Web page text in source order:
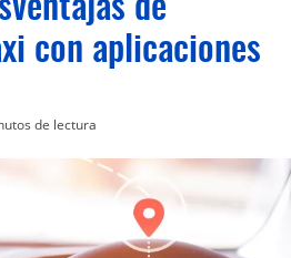
con aplicaciones
de lectura